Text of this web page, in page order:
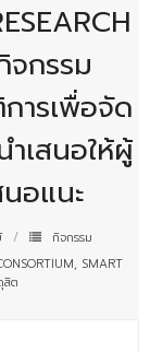
จกรรม
ารเพื่อจัด
เสนอให้ผู้
อแนะ
กิจกรรม
, SMART
ต